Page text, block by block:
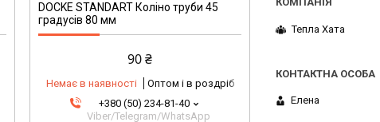
DOCKE STANDART Коліно труби 45
градусів 80 мм
90 ₴
Немає в наявності
Оптом і в роздріб
+380 (50) 234-81-40
Viber/Telegram/WhatsApp
Тепла Хата
Елена